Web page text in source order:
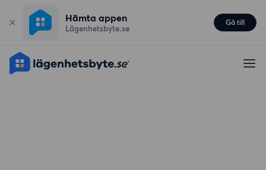
Hämta appen
Lägenhetsbyte.se
Gå till